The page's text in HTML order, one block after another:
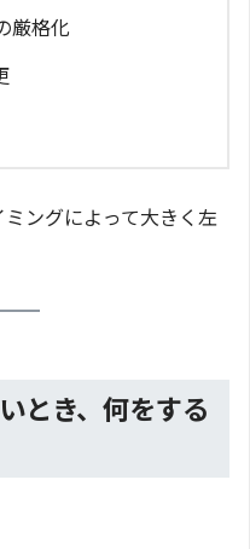
厳格化
ングによって大きく左
とき、何をする